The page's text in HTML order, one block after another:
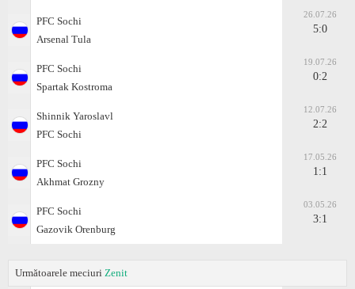
PFC Sochi
Arsenal Tula
26.07.26
5:0
PFC Sochi
Spartak Kostroma
19.07.26
0:2
Shinnik Yaroslavl
PFC Sochi
12.07.26
2:2
PFC Sochi
Akhmat Grozny
17.05.26
1:1
PFC Sochi
Gazovik Orenburg
03.05.26
3:1
Următoarele meciuri Zenit